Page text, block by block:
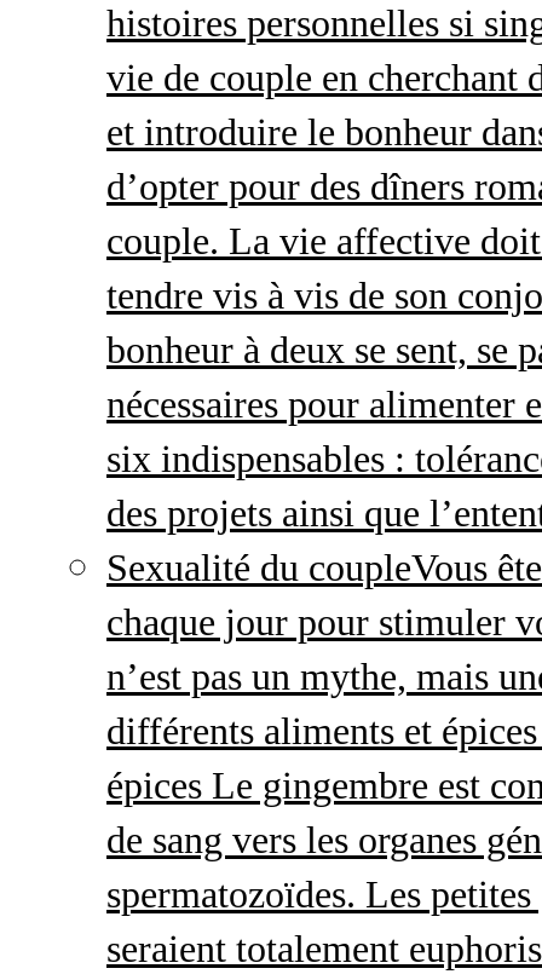
histoires personnelles si
vie de couple en cherchant
et introduire le bonheur
d’opter pour des dîners
couple. La vie affective
tendre vis à vis de son
bonheur à deux se sent, se
nécessaires pour alimenter
six indispensables :
des projets ainsi que
Sexualité du coupleVous
chaque jour pour stimuler
n’est pas un mythe, mais
différents aliments et
épices Le gingembre est
de sang vers les organes
spermatozoïdes. Les
seraient totalement